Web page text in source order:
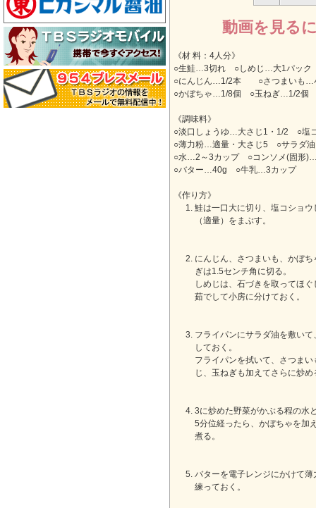
動画を見る
《材 料：4人分》
○生鮭…3切れ ○しめじ…大1パック
○にんじん…1/2本 ○さつまいも…
○かぼちゃ…1/8個 ○玉ねぎ…1/2個
《調味料》
○淡口しょうゆ…大さじ1・1/2 ○塩
○薄力粉…適量・大さじ5 ○サラダ
○水…2～3カップ ○コンソメ(固形
○バター…40g ○牛乳…3カップ
《作り方》
鮭は一口大に切り、塩コショ
（適量）をまぶす。
にんじん、さつまいも、かぼ
ぎは1.5センチ角に切る。
しめじは、石づきを取ってほ
茹でして小房に分けておく。
フライパンにサラダ油を敷い
しておく。
フライパンを拭いて、さつま
じ、玉ねぎも加えてさらに炒め
3に炒めた野菜がかぶる程の水
5分位経ったら、かぼちゃを加
煮る。
バターを電子レンジにかけて
練っておく。